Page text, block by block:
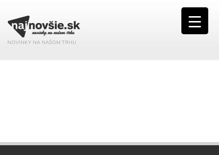
NOVINKY NA NAŠOM TRHU